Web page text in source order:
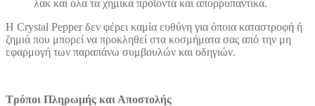
λακ και όλα τα χημικά προϊόντα και απορρυπαντικά.
Η Crystal Pepper δεν φέρει καμία ευθύνη για όποια καταστροφή ή
ζημιά που μπορεί να προκληθεί στα κοσμήματα σας από την μη
εφαρμογή των παραπάνω συμβουλών και οδηγιών.
Τρόποι Πληρωμής και Αποστολής